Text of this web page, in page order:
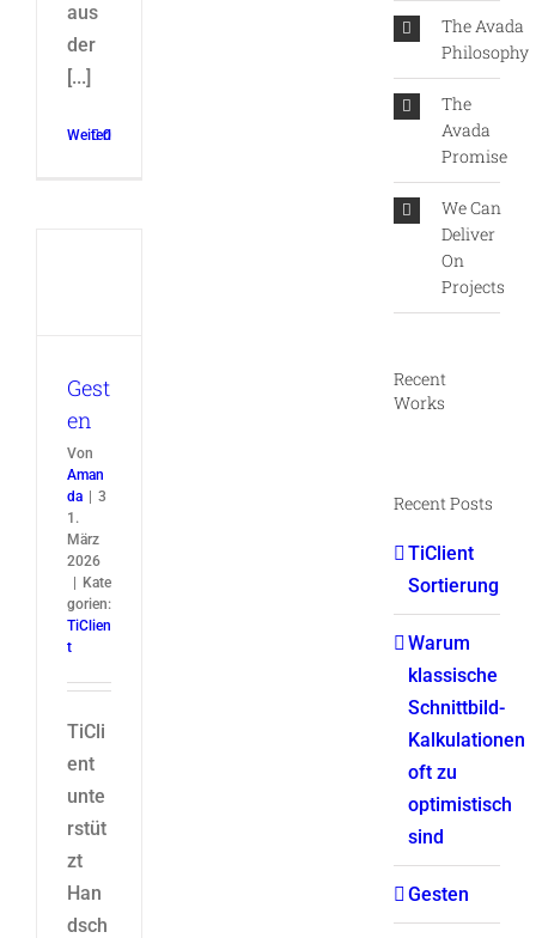
aus
der
[...]
Weiterlesen
0
Gest
en
Von
Aman
da | 3
1.
März
2026
| Kate
gorien:
TiClien
t
TiCli
ent
unte
rstüt
zt
Han
dsch
The Avada
Philosophy
The
Avada
Promise
We Can
Deliver
On
Projects
Recent
Works
Recent Posts
TiClient
Sortierung
Warum
klassische
Schnittbild-
Kalkulationen
oft zu
optimistisch
sind
Gesten